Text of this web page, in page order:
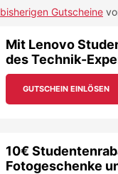
bisherigen Gutscheine
Mit Lenovo
des Technik-
GUTSCHEIN EINLÖSEN
10€
Fotogeschenke